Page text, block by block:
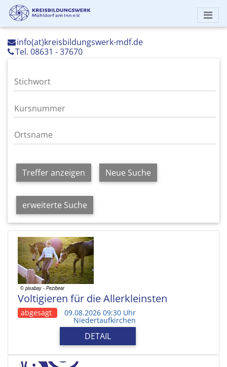
info(at)kreisbildungswerk-mdf.de
Tel. 08631 - 37670
Treffer anzeigen Neue Suche
erweiterte Suche
Voltigieren für die Allerkleinsten
abgesagt 09.08.2026 09:30 Uhr
Niedertaufkirchen
DETAIL